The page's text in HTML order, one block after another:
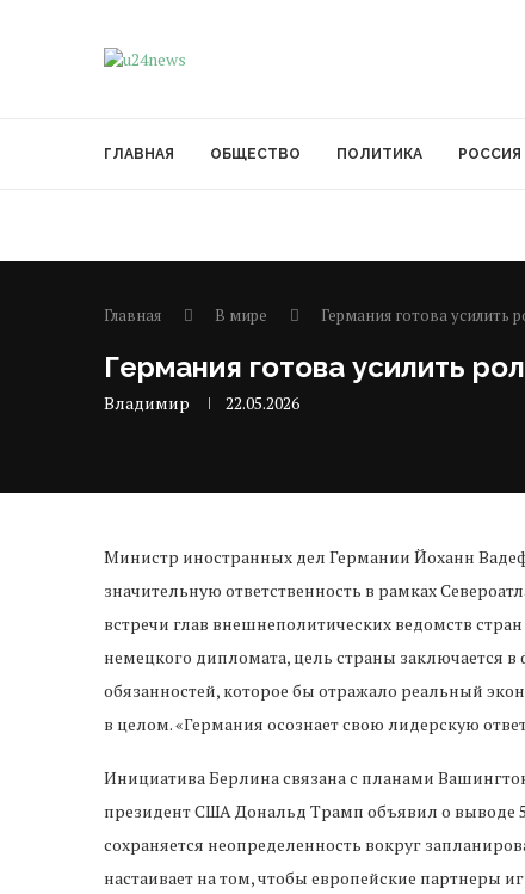
ГЛАВНАЯ ОБЩЕСТВО ПОЛИТИКА РОССИЯ
Главная В мире Германия готова усилить
Германия готова усилить
Владимир 22.05.2026
Министр иностранных дел Германии Йоханн
значительную ответственность в рамках
встречи глав внешнеполитических ведомств
немецкого дипломата, цель страны заключается
обязанностей, которое бы отражало реальный
в целом. «Германия осознает свою лидерскую
Инициатива Берлина связана с планами
президент США Дональд Трамп объявил о выводе
сохраняется неопределенность вокруг
настаивает на том, чтобы европейские партнеры